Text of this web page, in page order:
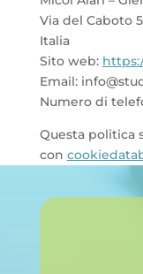
Via del Caboto
Italia
Sito web:
Email: info@
Numero di
Questa politica
con